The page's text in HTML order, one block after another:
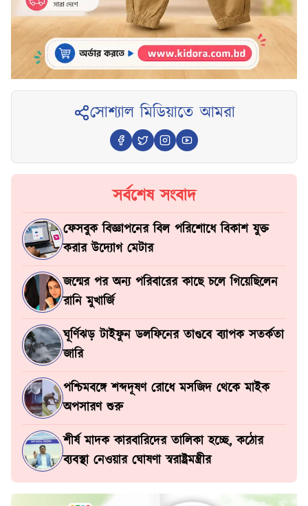
সোশ্যাল মিডিয়াতে আমরা
সর্বশেষ সংবাদ
ফেসবুক বিজ্ঞাপনের বিল পরিশোধে বিকাশ যুক্ত
করার উদ্যোগ মেটার
জন্মের পর অন্য পরিবারের কাছে চলে গিয়েছিলেন
রানি মুখার্জি
ঘূর্ণিঝড় টাইফুন ডলফিনের তাণ্ডবে ব্যাপক সতর্কতা
জারি
পশ্চিমবঙ্গে শব্দদূষণ রোধে মসজিদ থেকে মাইক
অপসারণ শুরু
শীর্ষ মাদক কারবারিদের তালিকা হচ্ছে, কঠোর
ব্যবস্থা নেওয়ার ঘোষণা স্বরাষ্ট্রমন্ত্রীর